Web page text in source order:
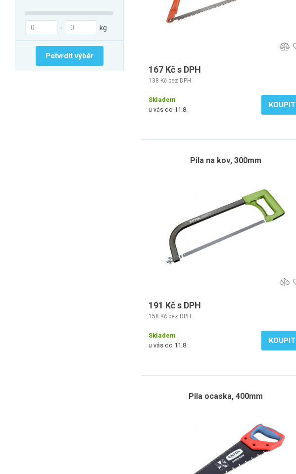
- kg
Potvrdit výběr
167 Kč s DPH
138 Kč bez DPH
Skladem
u vás do 11.8.
KOUPIT
Pila na kov, 300mm
191 Kč s DPH
158 Kč bez DPH
Skladem
u vás do 11.8.
KOUPIT
Pila ocaska, 400mm